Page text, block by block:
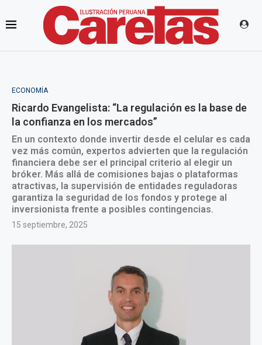
ECONOMÍA
Ricardo Evangelista: “La regulación es la base de
la confianza en los mercados”
En un contexto donde invertir desde el celular es cada
vez más común, expertos advierten que la regulación
financiera debe ser el principal criterio al elegir un
bróker. Más allá de comisiones bajas o plataformas
atractivas, la supervisión de entidades reguladoras
garantiza la seguridad de los fondos y protege al
inversionista frente a posibles contingencias.
15 septiembre, 2025